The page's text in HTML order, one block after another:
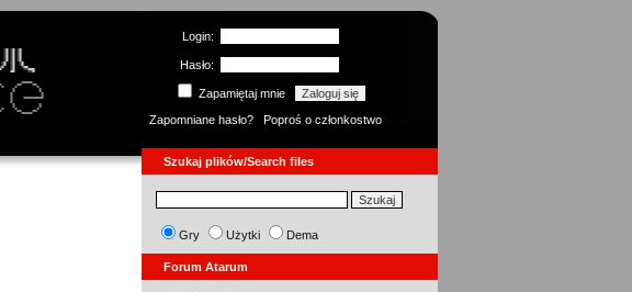
Login:
Hasło:
Zapamiętaj mnie
Zapomniane hasło?
Poproś o członkostwo
Szukaj plików/Search files
Gry Użytki Dema
Forum Atarum